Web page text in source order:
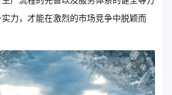
力，才能在激烈的市场竞争中脱颖而